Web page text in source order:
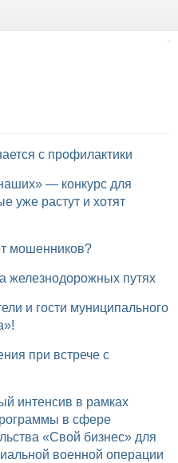
с профилактики
уже растут и хотят
мошенников?
железнодорожных путях
в сфере
«Свой бизнес» для
военной операции